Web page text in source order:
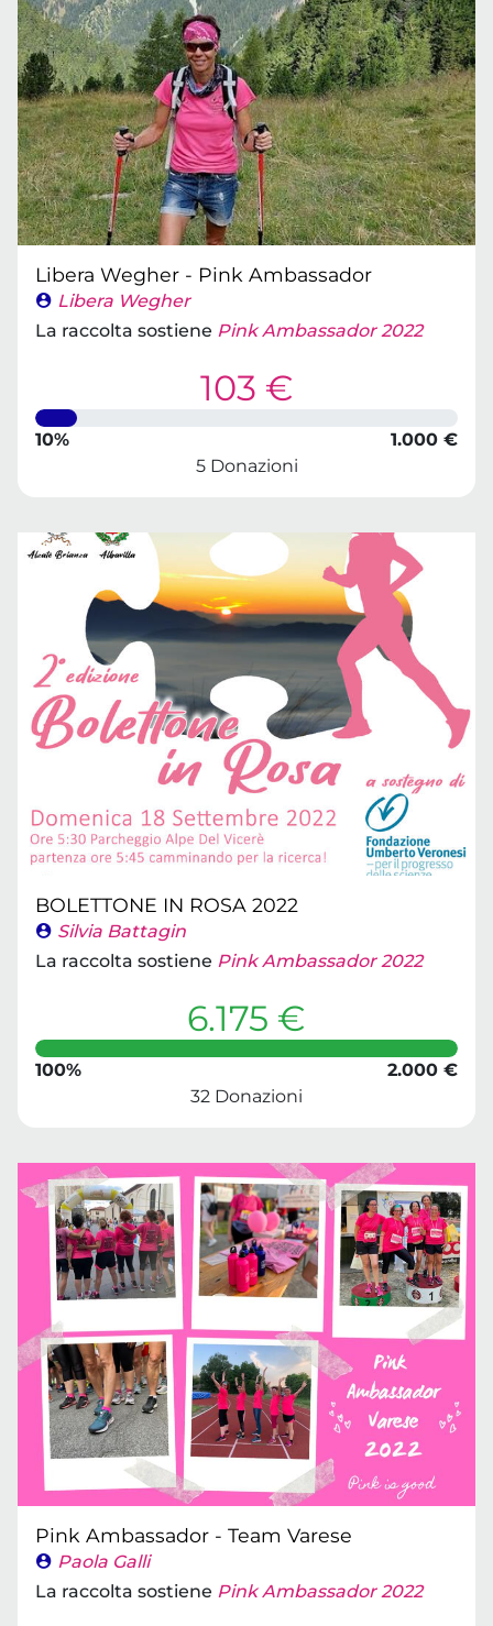
Libera Wegher - Pink Ambassador
Libera Wegher
La raccolta sostiene Pink Ambassador 2022
103 €
10%
1.000 €
5 Donazioni
BOLETTONE IN ROSA 2022
Silvia Battagin
La raccolta sostiene Pink Ambassador 2022
6.175 €
100%
2.000 €
32 Donazioni
Pink Ambassador - Team Varese
Paola Galli
La raccolta sostiene Pink Ambassador 2022